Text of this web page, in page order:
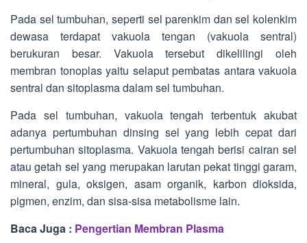
Pada sel tumbuhan, seperti sel parenkim dan sel kolenkim
dewasa terdapat vakuola tengan (vakuola sentral)
berukuran besar. Vakuola tersebut dikelilingi oleh
membran tonoplas yaitu selaput pembatas antara vakuola
sentral dan sitoplasma dalam sel tumbuhan.
Pada sel tumbuhan, vakuola tengah terbentuk akubat
adanya pertumbuhan dinsing sel yang lebih cepat dari
pertumbuhan sitoplasma. Vakuola tengah berisi cairan sel
atau getah sel yang merupakan larutan pekat tinggi garam,
mineral, gula, oksigen, asam organik, karbon dioksida,
pigmen, enzim, dan sisa-sisa metabolisme lain.
Baca Juga : Pengertian Membran Plasma